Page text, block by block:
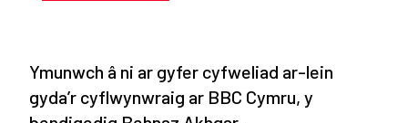
Ymunwch â ni ar gyfer cyfweliad ar-lein
gyda’r cyflwynwraig ar BBC Cymru, y